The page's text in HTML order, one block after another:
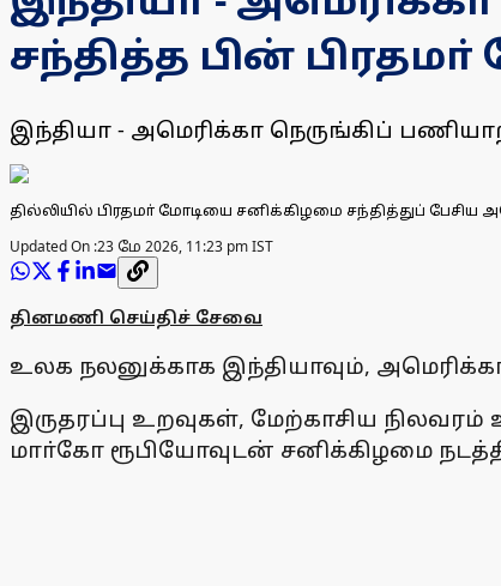
சந்தித்த பின் பிரதமா்
இந்தியா - அமெரிக்கா நெருங்கிப்
தில்லியில் பிரதமா் மோடியை சனிக்கிழமை சந்தித்துப்
Updated On :23 மே 2026, 11:23 pm IST
தினமணி செய்திச் சேவை
உலக நலனுக்காக இந்தியாவும்,
இருதரப்பு உறவுகள், மேற்காசிய
மாா்கோ ரூபியோவுடன் சனிக்கிழமை